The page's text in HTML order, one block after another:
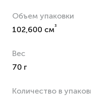
Объем упаковки
102,600 см³
Вес
70 г
Количество в